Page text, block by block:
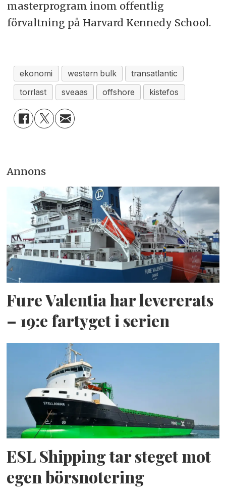
masterprogram inom offentlig
förvaltning på Harvard Kennedy School.
ekonomi western bulk
transatlantic
torrlast
sveaas offshore kistefos
Annons
Fure Valentia har levererats
– 19:e fartyget i serien
ESL Shipping tar steget mot
egen börsnotering